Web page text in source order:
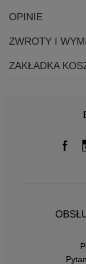
OPINIE
ZWROTY I
ZAKŁADKA